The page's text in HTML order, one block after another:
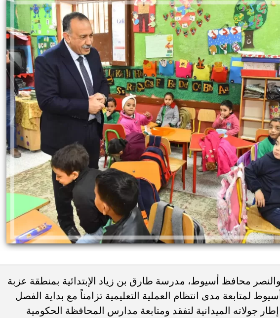
محافظ أسيوط، مدرسة طارق بن زياد الإبتدائية بمنطقة عزبة
لمتابعة مدى انتظام العملية التعليمية تزامناً مع بداية الفصل
جولاته الميدانية لتفقد ومتابعة مدارس المحافظة الحكومية